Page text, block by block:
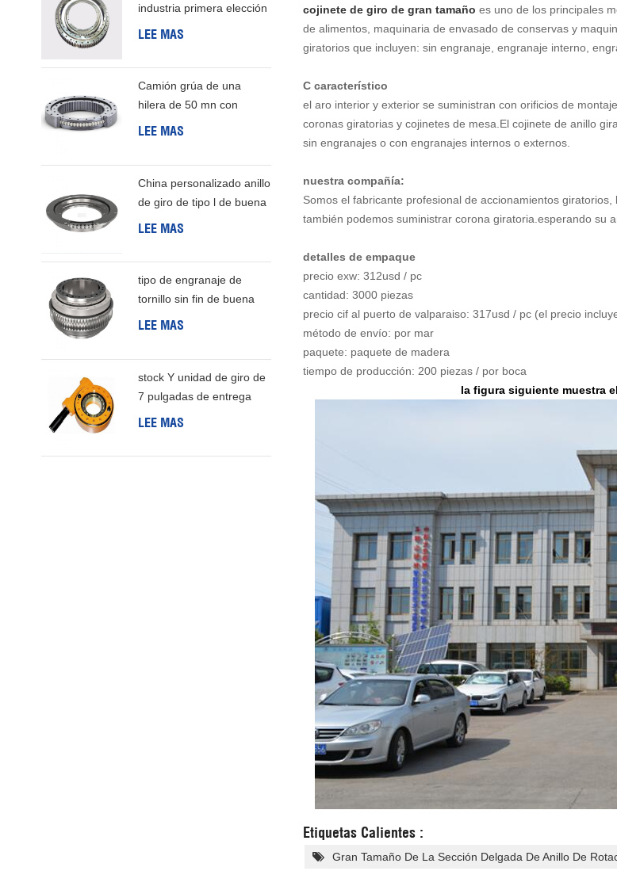
cojinete de giro de gran tamaño es uno de los principales
de alimentos, maquinaria de envasado de conservas y
giratorios que incluyen: sin engranaje, engranaje interno,
C característico
el aro interior y exterior se suministran con orificios de
coronas giratorias y cojinetes de mesa.El cojinete de anillo
sin engranajes o con engranajes internos o externos.
nuestra compañía:
Somos el fabricante profesional de accionamientos
también podemos suministrar corona giratoria.esperando su
detalles de empaque
precio exw: 312usd / pc
cantidad: 3000 piezas
precio cif al puerto de valparaiso: 317usd / pc (el precio
método de envío: por mar
paquete: paquete de madera
tiempo de producción: 200 piezas / por boca
la figura siguiente muestra
Etiquetas Calientes :
Gran Tamaño De La Sección Delgada De Anillo De
industria primera elección
rodamiento de rodillos
LEE MAS
Camión grúa de una
hilera de 50 mn con
cojinete giratorio
LEE MAS
China personalizado anillo
de giro de tipo l de buena
calidad
LEE MAS
tipo de engranaje de
tornillo sin fin de buena
calidad de China
LEE MAS
stock Y unidad de giro de
7 pulgadas de entrega
rápida Para generación
LEE MAS